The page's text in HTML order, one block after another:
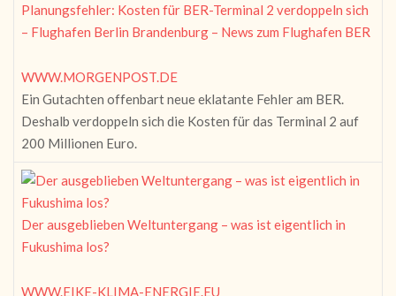
Planungsfehler: Kosten für BER-Terminal 2 verdoppeln sich
– Flughafen Berlin Brandenburg – News zum Flughafen BER
WWW.MORGENPOST.DE
Ein Gutachten offenbart neue eklatante Fehler am BER.
Deshalb verdoppeln sich die Kosten für das Terminal 2 auf
200 Millionen Euro.
Der ausgeblieben Weltuntergang – was ist eigentlich in
Fukushima los?
WWW.EIKE-KLIMA-ENERGIE.EU